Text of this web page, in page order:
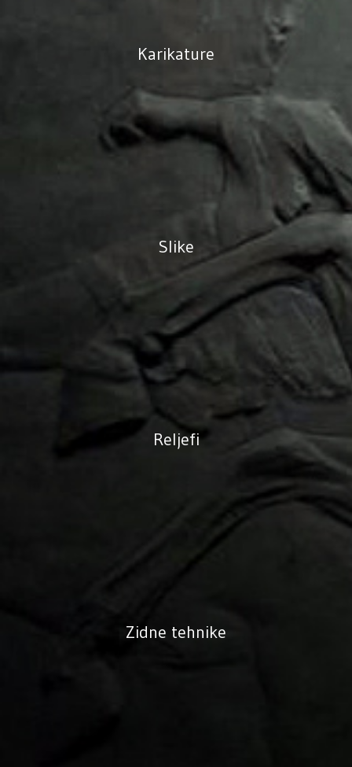
Karikature
Slike
Reljefi
Zidne tehnike